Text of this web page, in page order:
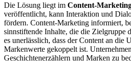
Die Lösung liegt im Content-
veröffentlicht, kann Interaktion und
fördern. Content-Marketing informiert,
sinnstiftende Inhalte, die die Zielgruppe
es unerlässlich, dass der Content an die
Markenwerte gekoppelt ist.
Geschichtenerzählern und Marken zu